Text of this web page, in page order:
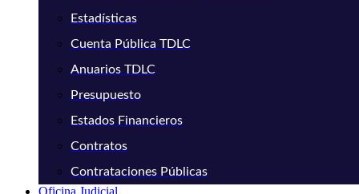
Estadísticas
Cuenta Pública TDLC
Anuarios TDLC
Presupuesto
Estados Financieros
Contratos
Contrataciones Públicas
Oficina Judicial